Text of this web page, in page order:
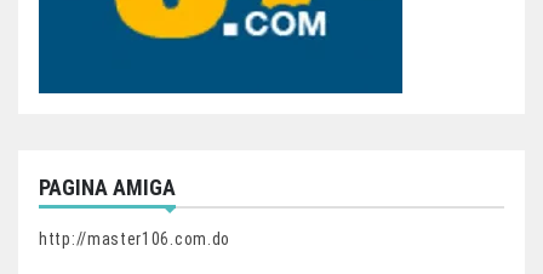
PAGINA AMIGA
http://master106.com.do